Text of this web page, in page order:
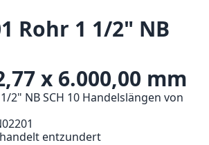
Rohr 1 1/2" NB
x 6.000,00 mm
2" NB SCH 10 Handelslängen von
entzundert